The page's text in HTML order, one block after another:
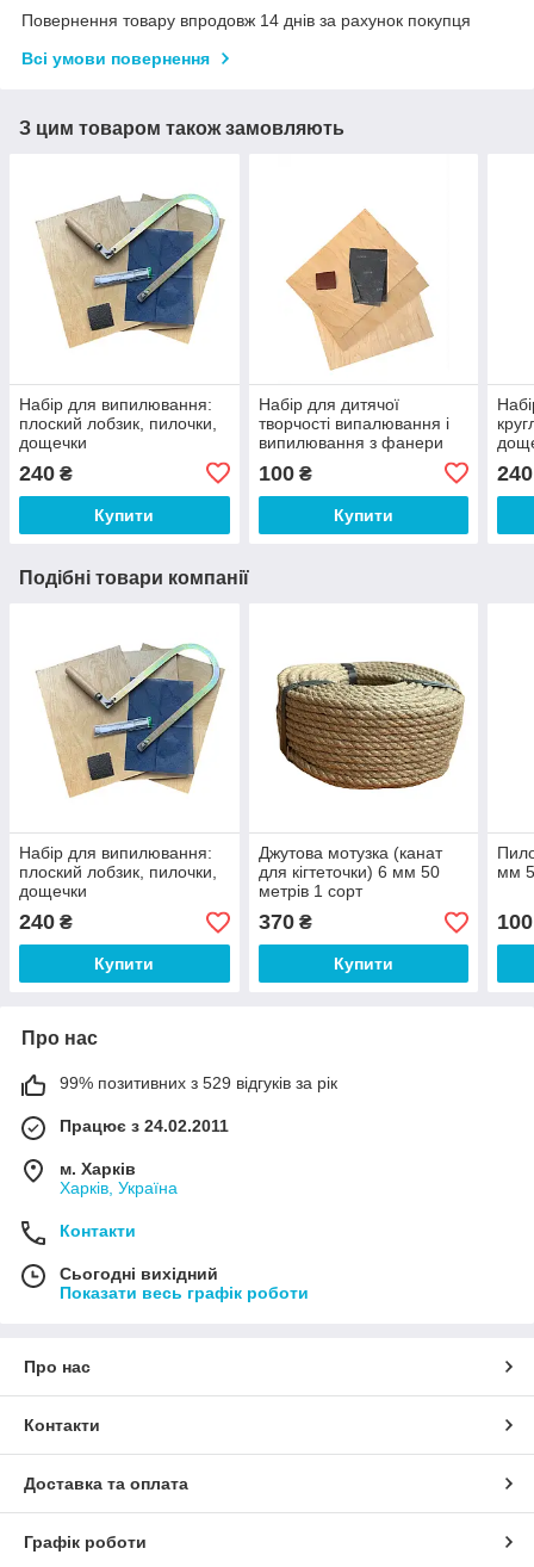
Повернення товару впродовж 14 днів за рахунок покупця
Всі умови повернення
З цим товаром також замовляють
Набір для випилювання:
плоский лобзик, пилочки,
дощечки
240 ₴
Купити
Набір для дитячої
творчості випалювання і
випилювання з фанери
100₴
Купити
240
Подібні товари компанії
Набір для випилювання:
плоский лобзик, пилочки,
дощечки
240 ₴
Купити
Джутова мотузка (канат
для кігтеточки) 6 мм 50
метрів 1 сорт
370₴
Купити
мм
100
Про нас
99% позитивних з 529 відгуків за рік
Працює з 24.02.2011
м. Харків
Харків, Україна
Контакти
Сьогодні вихідний
Показати весь графік роботи
Про нас
Контакти
Доставка та оплата
Графік роботи